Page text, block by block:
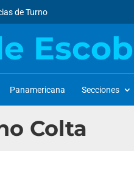
de Turno
Panamericana Secciones
Colta